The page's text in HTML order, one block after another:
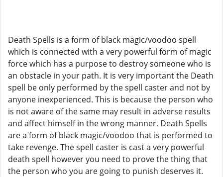
Death Spells is a form of black magic/voodoo spell
which is connected with a very powerful form of magic
force which has a purpose to destroy someone who is
an obstacle in your path. It is very important the Death
spell be only performed by the spell caster and not by
anyone inexperienced. This is because the person who
is not aware of the same may result in adverse results
and affect himself in the wrong manner. Death Spells
are a form of black magic/voodoo that is performed to
take revenge. The spell caster is cast a very powerful
death spell however you need to prove the thing that
the person who you are going to punish deserves it.